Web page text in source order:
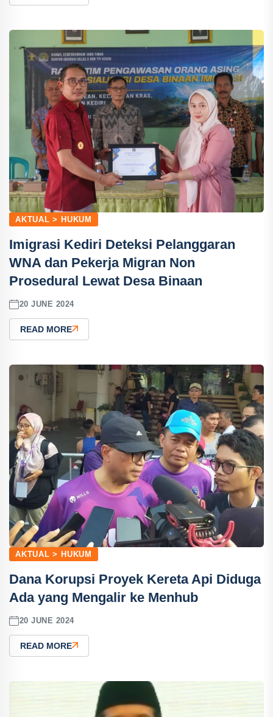
AKTUAL > HUKUM
Imigrasi Kediri Deteksi Pelanggaran
WNA dan Pekerja Migran Non
Prosedural Lewat Desa Binaan
20 JUNE 2024
READ MORE
AKTUAL > HUKUM
Dana Korupsi Proyek Kereta Api Diduga
Ada yang Mengalir ke Menhub
20 JUNE 2024
READ MORE